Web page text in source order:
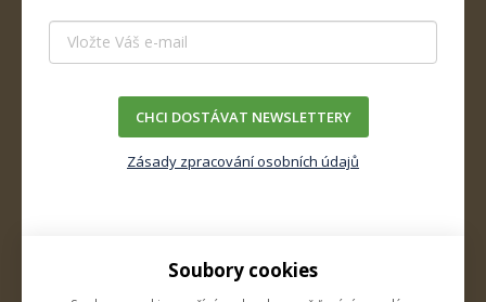
CHCI DOSTÁVAT NEWSLETTERY
Zásady zpracování osobních údajů
O firmě
Soubory cookies